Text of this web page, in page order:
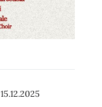
15.12.2025